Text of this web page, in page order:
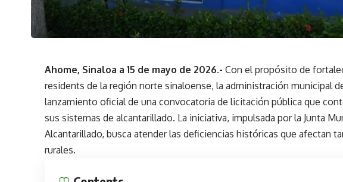
Ahome, Sinaloa a 15 de mayo de 2026.- Con el propósito de
residents de la región norte sinaloense, la administración municipal
lanzamiento oficial de una convocatoria de licitación pública que
sus sistemas de alcantarillado. La iniciativa, impulsada por la Junta
Alcantarillado, busca atender las deficiencias históricas que afectan
rurales.